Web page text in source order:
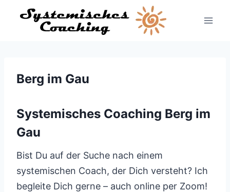
Inhalt
Berg im Gau
Systemisches Coaching Berg im
Gau
Bist Du auf der Suche nach einem
systemischen Coach, der Dich versteht? Ich
begleite Dich gerne – auch online per Zoom!